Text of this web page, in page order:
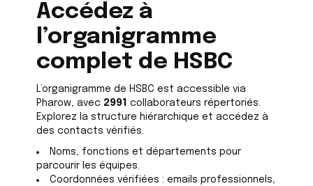
Accédez à
l’organigramme
complet de HSBC
L’organigramme de HSBC est accessible via
Pharow, avec 2991 collaborateurs répertoriés.
Explorez la structure hiérarchique et accédez à
des contacts vérifiés.
Noms, fonctions et départements pour
parcourir les équipes.
Coordonnées vérifiées : emails professionnels,